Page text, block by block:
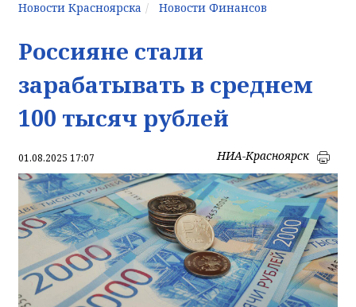
Новости Красноярска Новости Финансов
Россияне стали
зарабатывать в среднем
100 тысяч рублей
01.08.2025 17:07 НИА-Красноярск